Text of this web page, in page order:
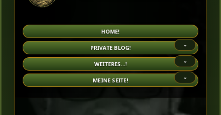
HOME!
PRIVATE BLOG! ⌄
WEITERES…! ⌄
MEINE SEITE! ⌄